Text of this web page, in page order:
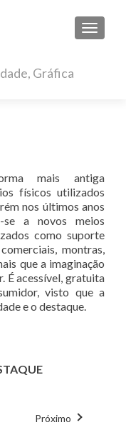
mais antiga
físicos utilizados
nos últimos anos
se a novos meios
como suporte
montras,
que a imaginação
É acessível, gratuita
visto que a
e o destaque.
Próximo